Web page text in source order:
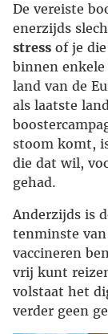
De vereiste
enerzijds
stress of je
binnen
land van de
als laatste
stoom komt,
die dat wil,
gehad.
Anderzijds is
tenminste
vaccineren
vrij kunt
volstaat het
verder geen